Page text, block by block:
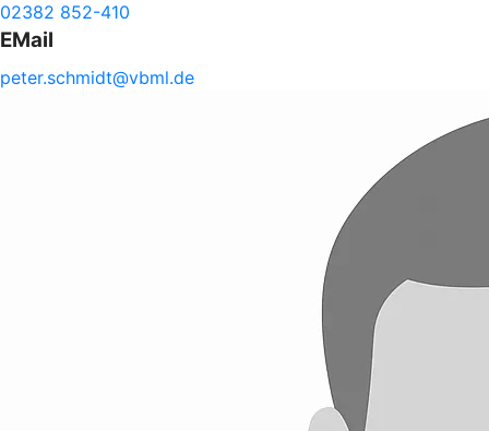
02382 852-410
EMail
peter.schmidt@vbml.de